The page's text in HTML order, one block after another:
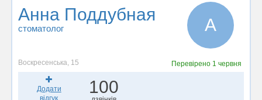
Анна Поддубная
стоматолог А
Воскресенська, 15 Перевірено 1 червня
Додати
відгук
100